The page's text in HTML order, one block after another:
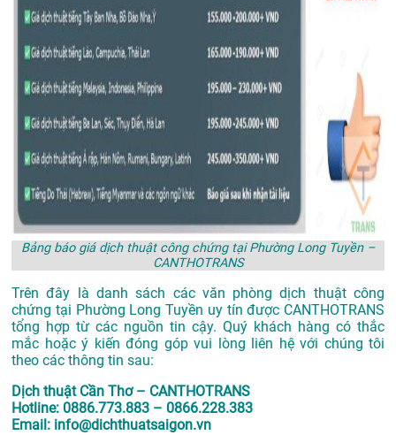
Bảng báo giá dịch thuật công chứng tại Phường Long Tuyền –
CANTHOTRANS
Trên đây là danh sách các văn phòng dịch thuật công
chứng tại Phường Long Tuyền uy tín được CANTHOTRANS
tổng hợp từ các nguồn tin cậy. Quý khách hàng có thắc
mắc hoặc ý kiến đóng góp vui lòng liên hệ với chúng tôi
theo các thông tin sau:
Dịch thuật Cần Thơ – CANTHOTRANS
Hotline: 0886.773.883 – 0866.228.383
Email: info@dichthuatsaigon.vn